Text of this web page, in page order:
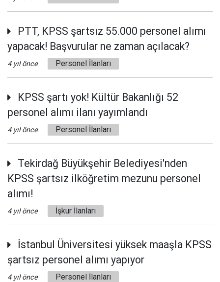
PTT, KPSS şartsız 55.000 personel alımı
yapacak! Başvurular ne zaman açılacak?
4 yıl önce Personel İlanları
KPSS şartı yok! Kültür Bakanlığı 52
personel alımı ilanı yayımlandı
4 yıl önce Personel İlanları
Tekirdağ Büyükşehir Belediyesi'nden
KPSS şartsız ilköğretim mezunu personel
alımı!
4 yıl önce İşkur İlanları
İstanbul Üniversitesi yüksek maaşla KPSS
şartsız personel alımı yapıyor
4 yıl önce Personel İlanları